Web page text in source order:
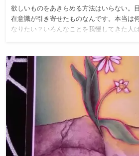
欲しいものをあきらめる方法はいらない。
在意識が引き寄せたものなんです。本当は
なりたい？いろんなことを我慢してきた人